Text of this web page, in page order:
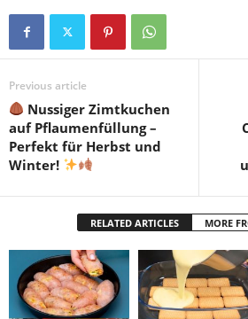
Previous article
Nussiger Zimtkuchen
auf Pflaumenfüllung –
Perfekt für Herbst und
Winter!
RELATED ARTICLES MORE